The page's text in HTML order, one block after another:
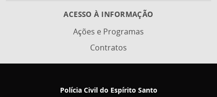
ACESSO À INFORMAÇÃO
Ações e Programas
Contratos
Polícia Civil do Espírito Santo